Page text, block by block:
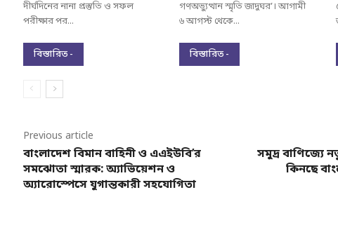
দীর্ঘদিনের নানা প্রস্তুতি ও সফল
পরীক্ষার পর...
বিস্তারিত -
গণঅভ্যুত্থান স্মৃতি জাদুঘর’। আগামী
৬ আগস্ট থেকে...
বিস্তারিত -
Previous article
বাংলাদেশ বিমান বাহিনী ও এএইউবি’র
সমঝোতা স্মারক: অ্যাভিয়েশন ও
অ্যারোস্পেসে যুগান্তকারী সহযোগিতা
সমুদ্র বাণিজ্যে
কিনছে